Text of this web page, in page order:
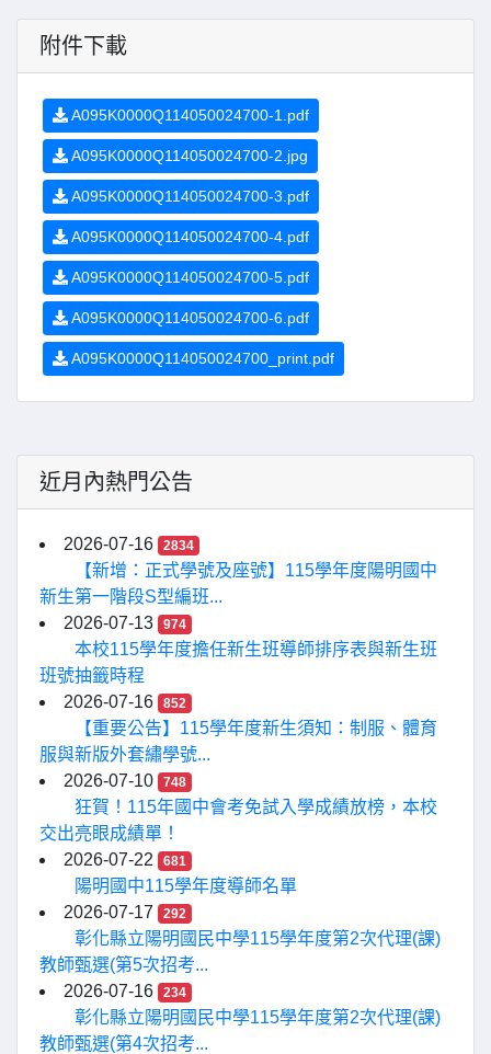
附件下載
A095K0000Q114050024700-1.pdf
A095K0000Q114050024700-2.jpg
A095K0000Q114050024700-3.pdf
A095K0000Q114050024700-4.pdf
A095K0000Q114050024700-5.pdf
A095K0000Q114050024700-6.pdf
A095K0000Q114050024700_print.pdf
近月內熱門公告
2026-07-16 2834
【新增：正式學號及座號】115學年度陽明國中
新生第一階段S型編班...
2026-07-13
974
本校115學年度擔任新生班導師排序表與新生班
班號抽籤時程
2026-07-16
852
【重要公告】115學年度新生須知：制服、體育
服與新版外套繡學號...
2026-07-10
748
狂賀！115年國中會考免試入學成績放榜，本校
交出亮眼成績單！
2026-07-22
681
陽明國中115學年度導師名單
2026-07-17
292
彰化縣立陽明國民中學115學年度第2次代理(課)
教師甄選(第5次招考...
2026-07-16
234
彰化縣立陽明國民中學115學年度第2次代理(課)
教師甄選(第4次招考...